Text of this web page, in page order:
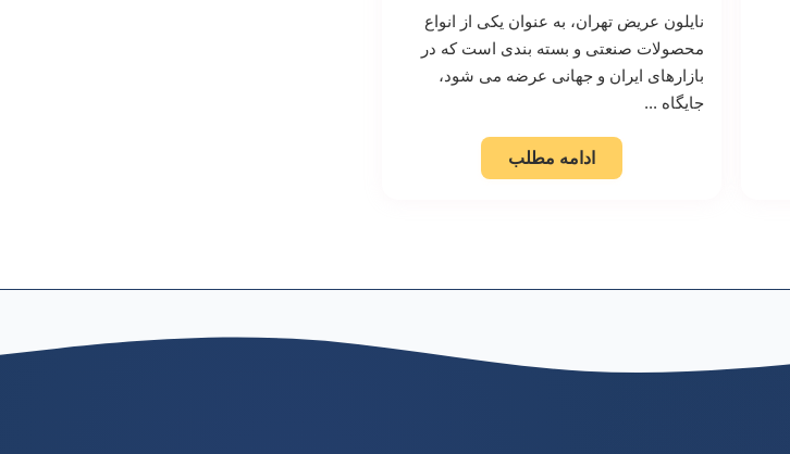
نایلون عریض تهران، به عنوان یکی از انواع
محصولات صنعتی و بسته بندی است که در
بازارهای ایران و جهانی عرضه می شود،
جایگاه ...
ادامه مطلب